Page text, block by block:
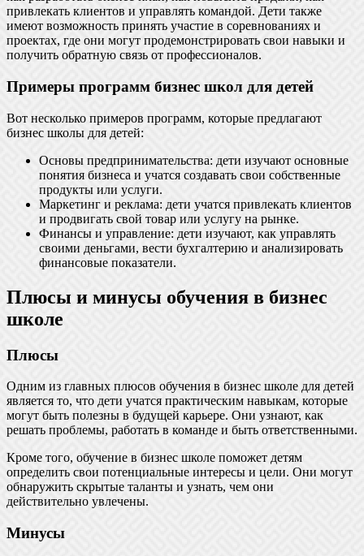
привлекать клиентов и управлять командой. Дети также
имеют возможность принять участие в соревнованиях и
проектах, где они могут продемонстрировать свои навыки и
получить обратную связь от профессионалов.
Примеры программ бизнес школ для детей
Вот несколько примеров программ, которые предлагают
бизнес школы для детей:
Основы предпринимательства: дети изучают основные
понятия бизнеса и учатся создавать свои собственные
продукты или услуги.
Маркетинг и реклама: дети учатся привлекать клиентов
и продвигать свой товар или услугу на рынке.
Финансы и управление: дети изучают, как управлять
своими деньгами, вести бухгалтерию и анализировать
финансовые показатели.
Плюсы и минусы обучения в бизнес
школе
Плюсы
Одним из главных плюсов обучения в бизнес школе для детей
является то, что дети учатся практическим навыкам, которые
могут быть полезны в будущей карьере. Они узнают, как
решать проблемы, работать в команде и быть ответственными.
Кроме того, обучение в бизнес школе поможет детям
определить свои потенциальные интересы и цели. Они могут
обнаружить скрытые таланты и узнать, чем они
действительно увлечены.
Минусы